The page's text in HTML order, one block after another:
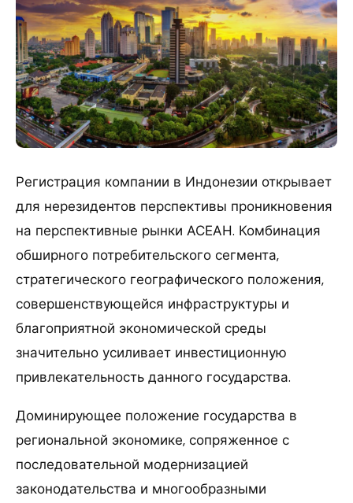
Регистрация компании в Индонезии открывает
для нерезидентов перспективы проникновения
на перспективные рынки АСЕАН. Комбинация
обширного потребительского сегмента,
стратегического географического положения,
совершенствующейся инфраструктуры и
благоприятной экономической среды
значительно усиливает инвестиционную
привлекательность данного государства.
Доминирующее положение государства в
региональной экономике, сопряженное с
последовательной модернизацией
законодательства и многообразными